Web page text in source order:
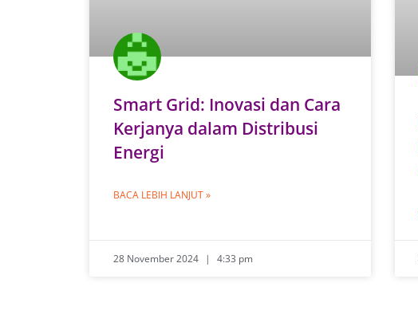
Smart Grid: Inovasi dan Cara
Kerjanya dalam Distribusi
Energi
BACA LEBIH LANJUT »
28 November 2024 4:33 pm